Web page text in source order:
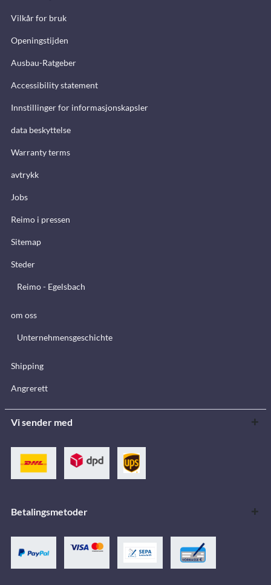
Vilkår for bruk
Openingstijden
Ausbau-Ratgeber
Accessibility statement
Innstillinger for informasjonskapsler
data beskyttelse
Warranty terms
avtrykk
Jobs
Reimo i pressen
Sitemap
Steder
Reimo - Egelsbach
om oss
Unternehmensgeschichte
Shipping
Angrerett
Vi sender med
Betalingsmetoder